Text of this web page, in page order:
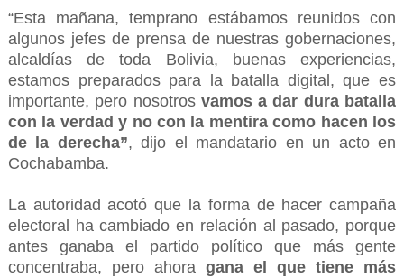
“Esta mañana, temprano estábamos reunidos con
algunos jefes de prensa de nuestras gobernaciones,
alcaldías de toda Bolivia, buenas experiencias,
estamos preparados para la batalla digital, que es
importante, pero nosotros vamos a dar dura batalla
con la verdad y no con la mentira como hacen los
de la derecha”, dijo el mandatario en un acto en
Cochabamba.
La autoridad acotó que la forma de hacer campaña
electoral ha cambiado en relación al pasado, porque
antes ganaba el partido político que más gente
concentraba, pero ahora gana el que tiene más